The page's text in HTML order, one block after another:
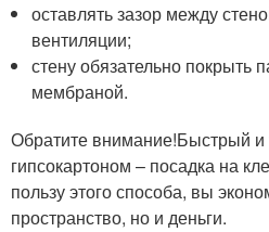
оставлять зазор между
вентиляции;
стену обязательно покрыть
мембраной.
Обратите внимание!Быстрый и
гипсокартоном – посадка на
пользу этого способа, вы
пространство, но и деньги.